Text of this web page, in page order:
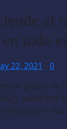
al
todo
22, 2021
0
global
y subió dos
de Gartner